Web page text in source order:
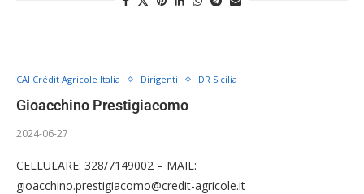
CAI Crédit Agricole Italia Dirigenti DR Sicilia
Gioacchino Prestigiacomo
2024-06-27
CELLULARE: 328/7149002 – MAIL:
gioacchino.prestigiacomo@credit-agricole.it